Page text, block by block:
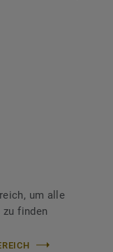
um alle
finden